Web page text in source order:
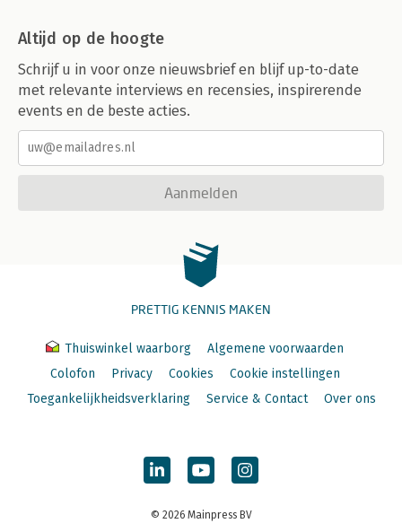
Altijd op de hoogte
Schrijf u in voor onze nieuwsbrief en blijf up-to-date
met relevante interviews en recensies, inspirerende
events en de beste acties.
Aanmelden
PRETTIG KENNIS MAKEN
Thuiswinkel waarborg
Algemene voorwaarden
Colofon
Privacy Cookies
Cookie instellingen
Toegankelijkheidsverklaring
Service & Contact Over ons
© 2026 Mainpress BV